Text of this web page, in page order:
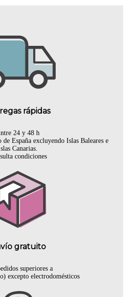
rápidas
24 y 48 h
España excluyendo Islas Baleares e
Canarias.
condiciones
gratuito
superiores a
excepto electrodomésticos